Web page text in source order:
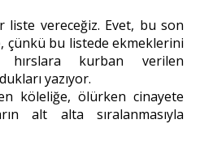
liste vereceğiz. Evet, bu son
çünkü bu listede ekmeklerini
hırslara kurban verilen
yazıyor.
köleliğe, ölürken cinayete
alt alta sıralanmasıyla